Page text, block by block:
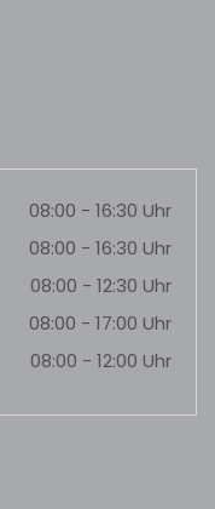
08:00 - 16:30 Uhr
08:00 - 16:30 Uhr
08:00 - 12:30 Uhr
08:00 - 17:00 Uhr
08:00 - 12:00 Uhr